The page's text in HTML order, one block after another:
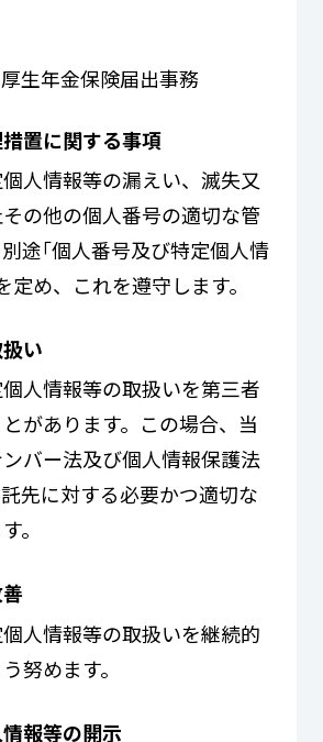
生年金保険届出事務
置に関する事項
人情報等の漏えい、滅失又
の他の個人番号の適切な管
途｢個人番号及び特定個人情
定め、これを遵守します。
い
人情報等の取扱いを第三者
があります。この場合、当
バー法及び個人情報保護法
先に対する必要かつ適切な
。
人情報等の取扱いを継続的
努めます。
報等の開示